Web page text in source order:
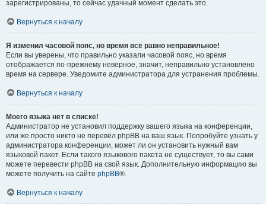
зарегистрированы, то сейчас удачный момент сделать это.
Вернуться к началу
Я изменил часовой пояс, но время всё равно неправильное!
Если вы уверены, что правильно указали часовой пояс, но время
отображается по-прежнему неверное, значит, неправильно установлено
время на сервере. Уведомите администратора для устранения проблемы.
Вернуться к началу
Моего языка нет в списке!
Администратор не установил поддержку вашего языка на конференции,
или же просто никто не перевёл phpBB на ваш язык. Попробуйте узнать у
администратора конференции, может ли он установить нужный вам
языковой пакет. Если такого языкового пакета не существует, то вы сами
можете перевести phpBB на свой язык. Дополнительную информацию вы
можете получить на сайте phpBB®.
Вернуться к началу